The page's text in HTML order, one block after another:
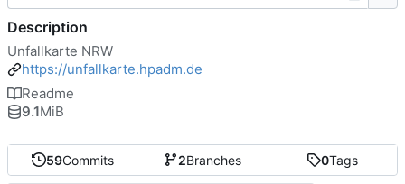
59Commits 2Branches 0Tags
Description
Unfallkarte NRW
https://unfallkarte.hpadm.de
Readme
9.1MiB